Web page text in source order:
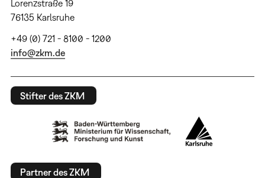
Lorenzstraße 19
76135 Karlsruhe
+49 (0) 721 - 8100 - 1200
info@zkm.de
Stifter des ZKM
Partner des ZKM